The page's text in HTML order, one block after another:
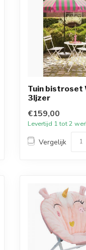
Tuin bistroset
3Ijzer
€159,00
Levertijd 1 tot 2
Vergelijk